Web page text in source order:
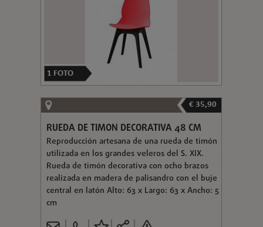
1 FOTO
€ 35,90
RUEDA DE TIMON DECORATIVA 48 CM
Reproducción artesana de una rueda de timón
utilizada en los grandes veleros del S. XIX.
Rueda de timón decorativa con ocho brazos
realizada en madera de palisandro con el buje
central en latón Alto: 63 x Largo: 63 x Ancho: 5
cm